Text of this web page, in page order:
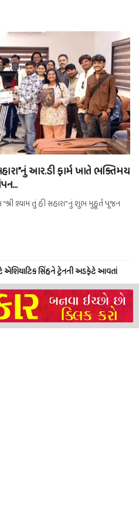
આર.ડી ફાર્મ ખાતે ભક્તિમય
શ્યામ તું હી સહારા”નું શુભ મુહૂર્ત પૂજન
એશિયાટિક સિંહને ટ્રેનની અડફેટે આવતાં
ROLLS WITH TIGER SHROFF,
ENSEMBLE
દ્વારા જીલ્લા કલેકટર ને આવેદનપત્ર